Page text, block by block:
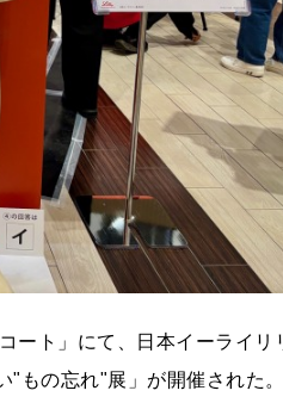
ート」にて、日本イーライリ
"もの忘れ"展」が開催された